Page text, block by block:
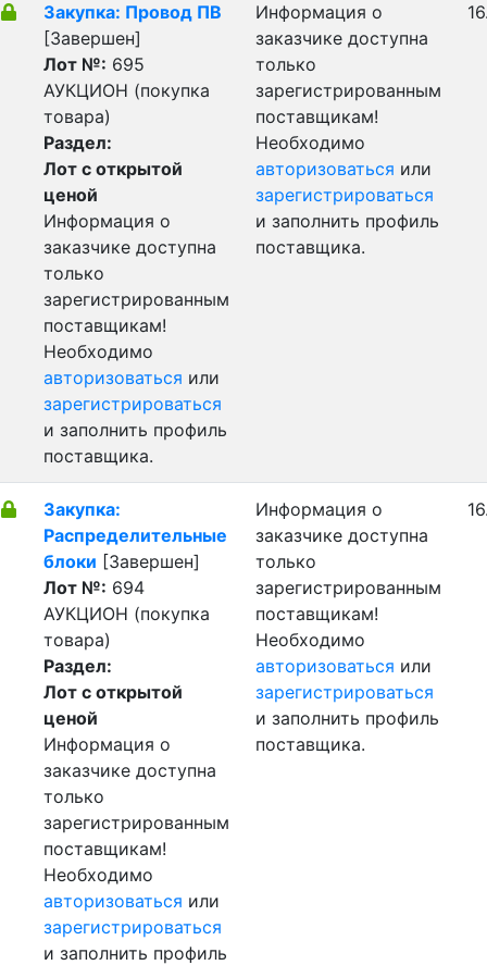
Закупка: Провод ПВ
[Завершен]
Лот №: 695
АУКЦИОН (покупка
товара)
Раздел:
Лот с открытой
ценой
Информация о
заказчике доступна
только
зарегистрированным
поставщикам!
Необходимо
авторизоваться или
зарегистрироваться
и заполнить профиль
поставщика.
Информация о
заказчике доступна
только
зарегистрированным
поставщикам!
Необходимо
авторизоваться или
зарегистрироваться
и заполнить профиль
поставщика.
Закупка:
Распределительные
блоки [Завершен]
Лот №: 694
АУКЦИОН (покупка
товара)
Раздел:
Лот с открытой
ценой
Информация о
заказчике доступна
только
зарегистрированным
поставщикам!
Необходимо
авторизоваться или
зарегистрироваться
и заполнить профиль
Информация о
заказчике доступна
только
зарегистрированным
поставщикам!
Необходимо
авторизоваться или
зарегистрироваться
и заполнить профиль
поставщика.